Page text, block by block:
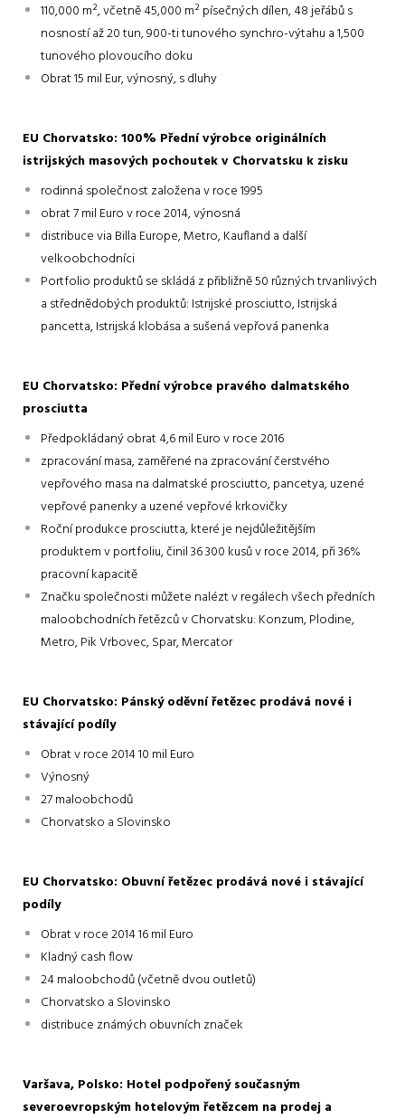
110,000 m², včetně 45,000 m² písečných dílen, 48 jeřábů s
nosností až 20 tun, 900-ti tunového synchro-výtahu a 1,500
tunového plovoucího doku
Obrat 15 mil Eur, výnosný, s dluhy
EU Chorvatsko: 100% Přední výrobce originálních
istrijských masových pochoutek v Chorvatsku k zisku
rodinná společnost založena v roce 1995
obrat 7 mil Euro v roce 2014, výnosná
distribuce via Billa Europe, Metro, Kaufland a další
velkoobchodníci
Portfolio produktů se skládá z přibližně 50 různých trvanlivých
a střednědobých produktů: Istrijské prosciutto, Istrijská
pancetta, Istrijská klobása a sušená vepřová panenka
EU Chorvatsko: Přední výrobce pravého dalmatského
prosciutta
Předpokládaný obrat 4,6 mil Euro v roce 2016
zpracování masa, zaměřené na zpracování čerstvého
vepřového masa na dalmatské prosciutto, pancetya, uzené
vepřové panenky a uzené vepřové krkovičky
Roční produkce prosciutta, které je nejdůležitějším
produktem v portfoliu, činil 36 300 kusů v roce 2014, při 36%
pracovní kapacitě
Značku společnosti můžete nalézt v regálech všech předních
maloobchodních řetězců v Chorvatsku: Konzum, Plodine,
Metro, Pik Vrbovec, Spar, Mercator
EU Chorvatsko: Pánský oděvní řetězec prodává nové i
stávající podíly
Obrat v roce 2014 10 mil Euro
Výnosný
27 maloobchodů
Chorvatsko a Slovinsko
EU Chorvatsko: Obuvní řetězec prodává nové i stávající
podíly
Obrat v roce 2014 16 mil Euro
Kladný cash flow
24 maloobchodů (včetně dvou outletů)
Chorvatsko a Slovinsko
distribuce známých obuvních značek
Varšava, Polsko: Hotel podpořený současným
severoevropským hotelovým řetězcem na prodej a